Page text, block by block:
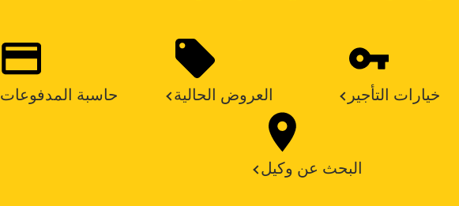
حاسبة المدفوعات العروض الحالية خيارات التأجير
البحث عن وكيل